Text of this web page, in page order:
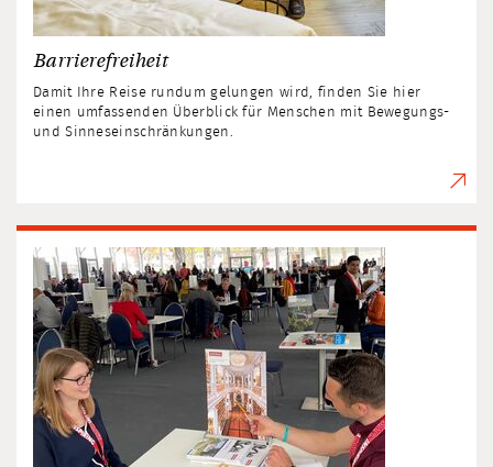
Barrierefreiheit
Damit Ihre Reise rundum gelungen wird, finden Sie hier
einen umfassenden Überblick für Menschen mit Bewegungs-
und Sinneseinschränkungen.